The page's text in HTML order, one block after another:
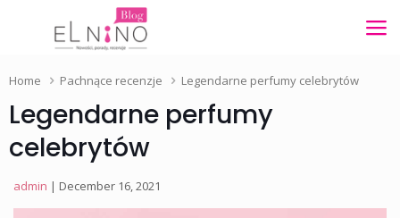
Home Pachnące recenzje Legendarne perfumy celebrytów
Legendarne perfumy
celebrytów
admin | December 16, 2021